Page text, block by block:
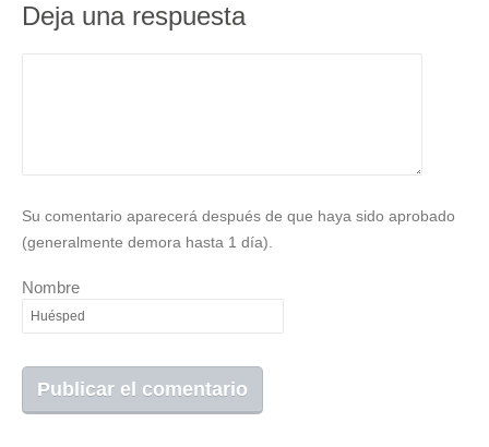
Deja una respuesta
Su comentario aparecerá después de que haya sido aprobado
(generalmente demora hasta 1 día).
Nombre